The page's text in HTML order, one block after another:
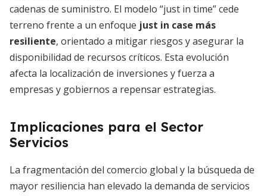
cadenas de suministro. El modelo “just in time” cede
terreno frente a un enfoque just in case más
resiliente, orientado a mitigar riesgos y asegurar la
disponibilidad de recursos críticos. Esta evolución
afecta la localización de inversiones y fuerza a
empresas y gobiernos a repensar estrategias.
Implicaciones para el Sector
Servicios
La fragmentación del comercio global y la búsqueda de
mayor resiliencia han elevado la demanda de servicios